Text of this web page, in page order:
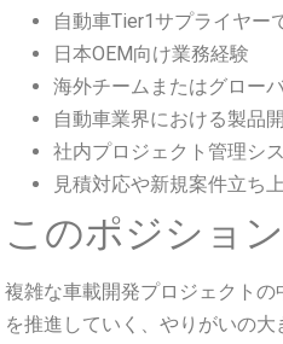
自動車Tier1サプライヤー
日本OEM向け業務経験
海外チームまたはグロー
自動車業界における製品
社内プロジェクト管理シ
見積対応や新規案件立ち
このポジショ
複雑な車載開発プロジェクト
を推進していく、やりがいの大